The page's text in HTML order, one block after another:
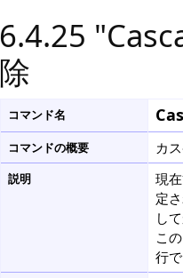
6.4.25
除
コマンド名
コマンドの概要 カ
説明
現
定
し
こ
行